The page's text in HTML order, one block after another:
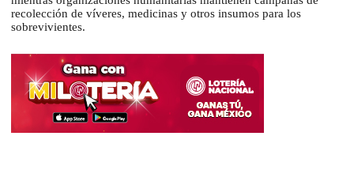
recolección de víveres, medicinas y otros insumos para los
sobrevivientes.